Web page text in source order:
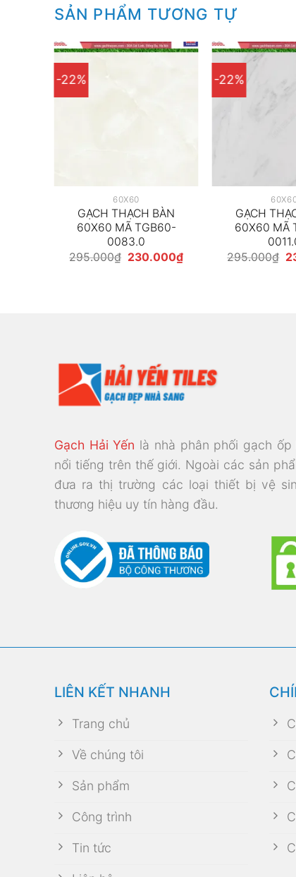
SẢN PHẨM TƯƠNG TỰ
-22%
60X60
GẠCH THẠCH BÀN
60X60 MÃ TGB60-
0083.0
295.000₫ Giá
230.000₫Giá
hiện
-22%
GẠCH
60X60 MÃ
295.000₫
Gạch Hải Yến là nhà phân phối gạch
nổi tiếng trên thế giới. Ngoài các sản
đưa ra thị trường các loại thiết bị vệ
thương hiệu uy tín hàng đầu.
LIÊN KẾT NHANH
Trang chủ
Về chúng tôi
Sản phẩm
Công trình
Tin tức